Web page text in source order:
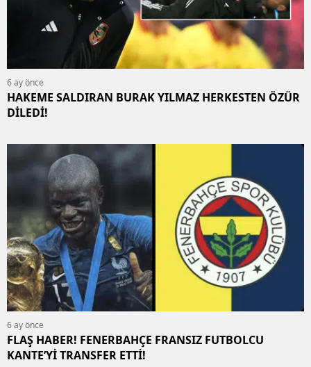
6 ay önce
HAKEME SALDIRAN BURAK YILMAZ HERKESTEN ÖZÜR
DİLEDİ!
6 ay önce
FLAŞ HABER! FENERBAHÇE FRANSIZ FUTBOLCU
KANTE’Yİ TRANSFER ETTİ!